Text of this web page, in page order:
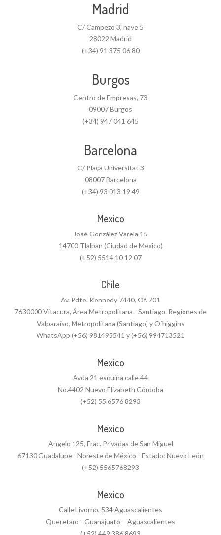
Madrid
C/ Campezo 3, nave 5
28022 Madrid
(+34) 91 375 06 80
Burgos
Centro de Empresas, 73
09007 Burgos
(+34) 947 041 645
Barcelona
C/ Plaça Universitat 3
08007 Barcelona
(+34) 93 013 19 49
Mexico
José González Varela 15
14700 Tlalpan (Ciudad de México)
(+52) 5514 10 12 07
Chile
Av. Pdte. Kennedy 7440, Of. 701
7630000 Vitacura, Área Metropolitana - Santiago. Regiones de
Valparaíso, Metropolitana (Santiago) y O´higgins
WhatsApp (+56) 981495541 y (+56) 994713521
Mexico
Avda 21 esquina calle 44
No.4402 Nuevo Elizabeth Córdoba
(+52) 55 6576 8293
Mexico
Angelo 125, Frac. Privadas de San Miguel
67130 Guadalupe - Noreste de México - Estado: Nuevo León
(+52) 5565768293
Mexico
Calle Livorno, 534 Aguascalientes
Queretaro - Guanajuato – Aguascalientes
(+52) 449 386 8693